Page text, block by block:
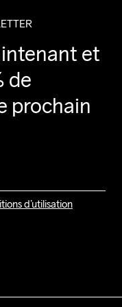
et
de
prochain
d’utilisation